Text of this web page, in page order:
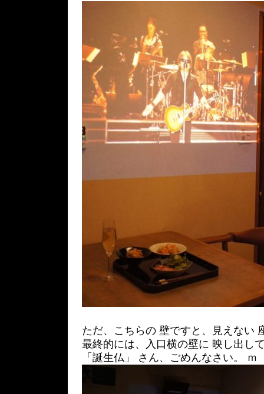
ただ、こちらの 壁ですと、見えない
最終的には、入口横の壁に 映し出し
「誕生仏」 さん、ごめんなさい。 ｍ